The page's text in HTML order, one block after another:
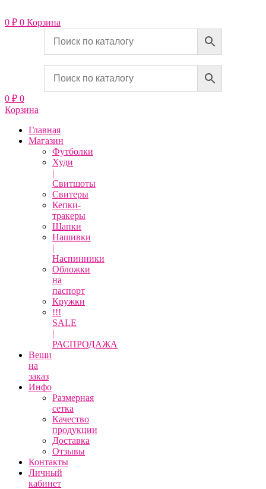
к
содержимому
0 ₽ 0 Корзина
0 ₽ 0
Корзина
Главная
Магазин
Футболки
Худи
|
Свитшоты
Свитеры
Кепки-
тракеры
Шапки
Нашивки
|
Наспинники
Обложки
на
паспорт
Кружки
!!!
SALE
|
РАСПРОДАЖА
Вещи
на
заказ
Инфо
Размерная
сетка
Качество
продукции
Доставка
Отзывы
Контакты
Личный
кабинет